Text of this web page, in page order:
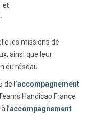
et
les missions de
ainsi que leur
du réseau.
l ’accompagnement
Handicap France
l’accompagnement